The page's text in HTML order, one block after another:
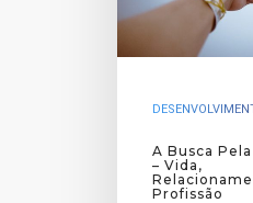
A Busca
– Vida,
Profissão